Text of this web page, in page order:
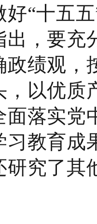
好“十五
要充分
政绩观，
，以优质
面落实党
习教育成
究了其